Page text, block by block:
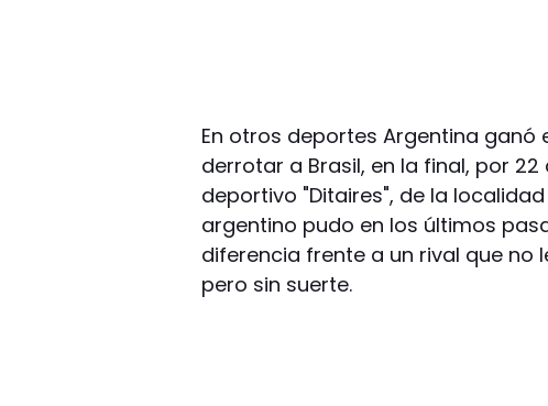
En otros deportes Argentina ganó
derrotar a Brasil, en la final, por
deportivo "Ditaires", de la
argentino pudo en los últimos
diferencia frente a un rival que no
pero sin suerte.